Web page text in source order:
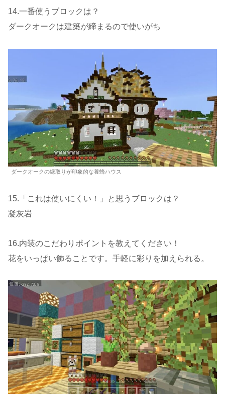
14.一番使うブロックは？
ダークオークは建築が締まるので使いがち
ダークオークの縁取りが印象的な養蜂ハウス
15.「これは使いにくい！」と思うブロックは？
凝灰岩
16.内装のこだわりポイントを教えてください！
花をいっぱい飾ることです。手軽に彩りを加えられる。